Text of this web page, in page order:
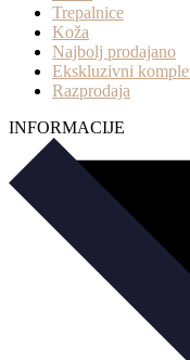
Trepalnice
Koža
Najbolj prodajano
Ekskluzivni
Razprodaja
INFORMACIJE